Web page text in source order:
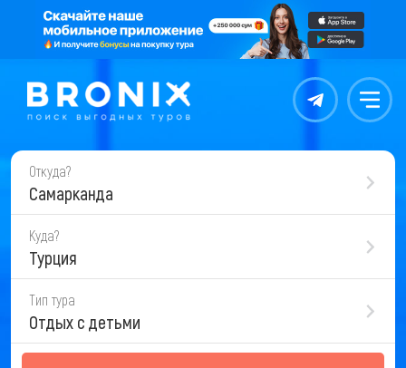
Контакты Меню
Откуда?
Самарканда
Куда?
Турция
Тип тура
Отдых с детьми